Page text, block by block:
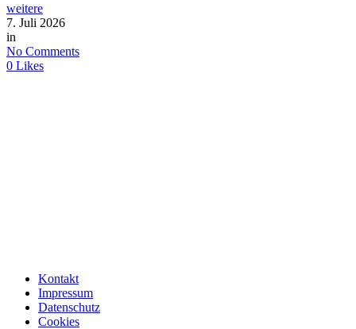
weitere
7. Juli 2026
in
No Comments
0 Likes
Kontakt
Impressum
Datenschutz
Cookies